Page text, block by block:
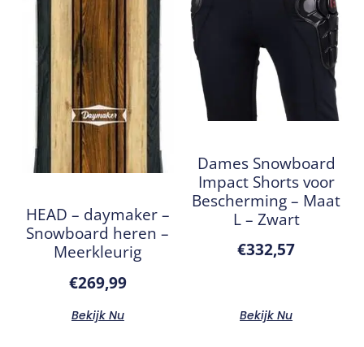
HEAD – daymaker –
Snowboard heren –
Meerkleurig
€269,99
Bekijk Nu
Dames Snowboard
Impact Shorts voor
Bescherming – Maat
L – Zwart
€332,57
Bekijk Nu